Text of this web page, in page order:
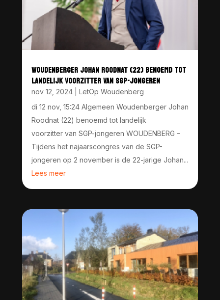
WOUDENBERGER JOHAN ROODNAT (22) BENOEMD TOT
LANDELIJK VOORZITTER VAN SGP-JONGEREN
nov 12, 2024| LetOp Woudenberg
di 12 nov, 15:24 Algemeen Woudenberger Johan
Roodnat (22) benoemd tot landelijk
voorzitter van SGP-jongeren WOUDENBERG –
Tijdens het najaarscongres van de SGP-
jongeren op 2 november is de 22-jarige Johan...
Lees meer